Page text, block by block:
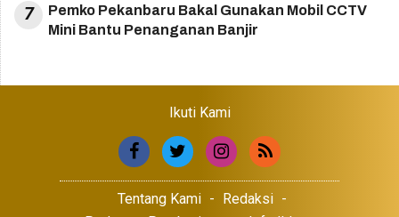
7
Pemko Pekanbaru Bakal Gunakan Mobil CCTV
Mini Bantu Penanganan Banjir
Ikuti Kami
Tentang Kami
Redaksi